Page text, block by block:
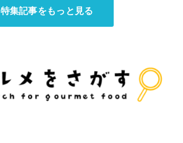
特集記事をもっと見る